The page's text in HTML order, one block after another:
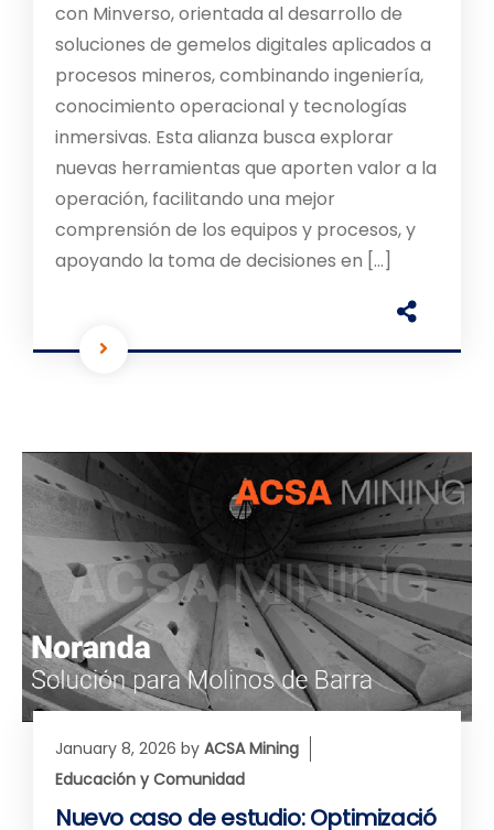
con Minverso, orientada al desarrollo de
soluciones de gemelos digitales aplicados a
procesos mineros, combinando ingeniería,
conocimiento operacional y tecnologías
inmersivas. Esta alianza busca explorar
nuevas herramientas que aporten valor a la
operación, facilitando una mejor
comprensión de los equipos y procesos, y
apoyando la toma de decisiones en […]
January 8, 2026 by ACSA Mining
Educación y Comunidad
Nuevo caso de estudio: Optimizació